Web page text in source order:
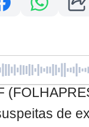
de